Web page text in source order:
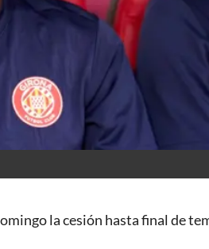
la cesión hasta final de